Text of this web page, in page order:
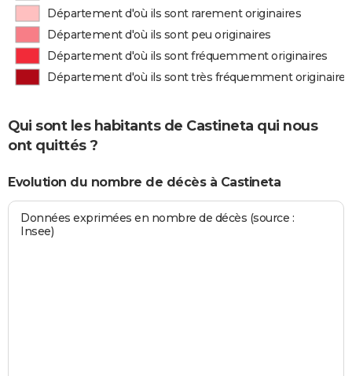
Département d'où ils sont rarement originaires
Département d'où ils sont peu originaires
Département d'où ils sont fréquemment originaires
Département d'où ils sont très fréquemment originaires
Qui sont les habitants de Castineta qui nous
ont quittés ?
Evolution du nombre de décès à Castineta
Données exprimées en nombre de décès (source :
Insee)